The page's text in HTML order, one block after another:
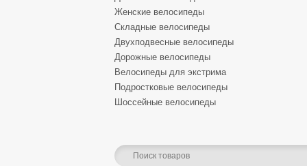
Женские велосипеды
Складные велосипеды
Двухподвесные велосипеды
Дорожные велосипеды
Велосипеды для экстрима
Подростковые велосипеды
Шоссейные велосипеды